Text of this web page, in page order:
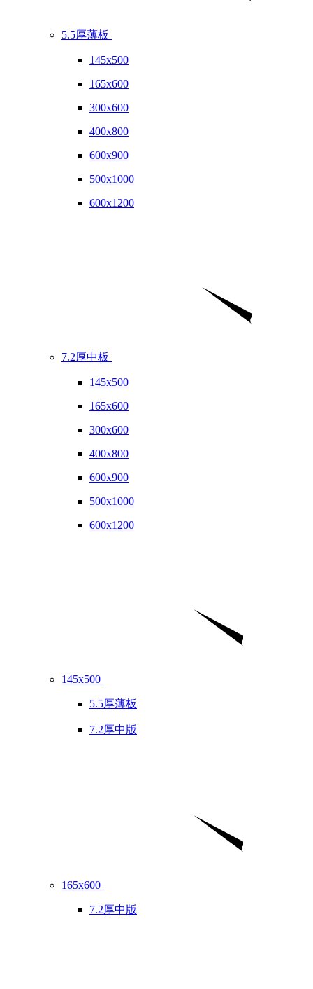
5.5厚薄板
145x500
165x600
300x600
400x800
600x900
500x1000
600x1200
7.2厚中板
145x500
165x600
300x600
400x800
600x900
500x1000
600x1200
145x500
5.5厚薄板
7.2厚中版
165x600
7.2厚中版